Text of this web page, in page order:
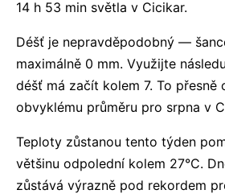
14 h 53 min světla v Cicikar.
Déšť je nepravděpodobný —
maximálně 0 mm. Využijte
déšť má začít kolem 7. To přesně
obvyklému průměru pro srpna v
Teploty zůstanou tento týden
většinu odpolední kolem 27°C.
zůstává výrazně pod rekordem